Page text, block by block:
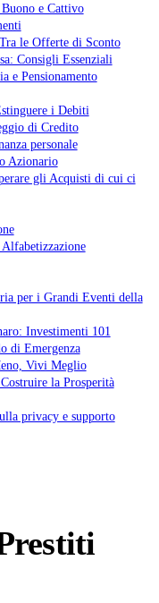
e Cattivo
le Offerte di Sconto
Consigli Essenziali
e Pensionamento
i Debiti
di Credito
personale
Azionario
gli Acquisti di cui ci
per i Grandi Eventi della
Investimenti 101
di Emergenza
Vivi Meglio
la Prosperità
privacy e supporto